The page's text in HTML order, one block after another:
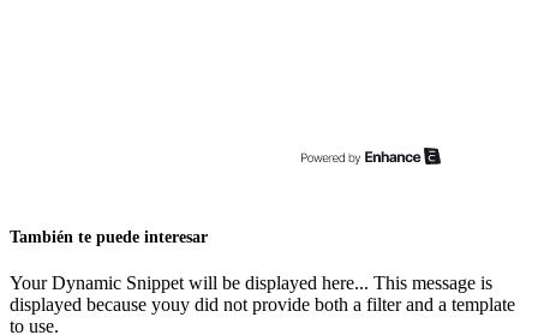
También te puede interesar
Your Dynamic Snippet will be displayed here... This message is
displayed because youy did not provide both a filter and a template
to use.